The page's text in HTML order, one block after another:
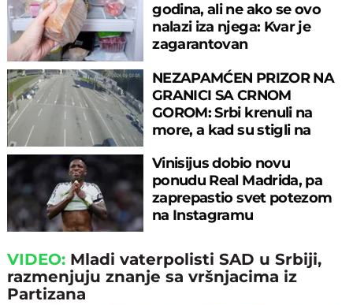
godina, ali ne ako se ovo
nalazi iza njega: Kvar je
zagarantovan
NEZAPAMĆEN PRIZOR NA
GRANICI SA CRNOM
GOROM: Srbi krenuli na
more, a kad su stigli na
Vinisijus dobio novu
ponudu Real Madrida, pa
zaprepastio svet potezom
na Instagramu
VIDEO: Mladi vaterpolisti SAD u Srbiji,
razmenjuju znanje sa vršnjacima iz
Partizana